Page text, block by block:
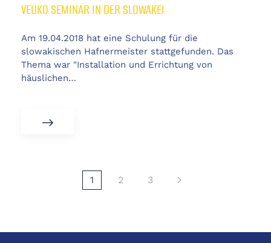
VEUKO SEMINAR IN DER SLOWAKEI
Am 19.04.2018 hat eine Schulung für die
slowakischen Hafnermeister stattgefunden. Das
Thema war "Installation und Errichtung von
häuslichen…
1 2 3